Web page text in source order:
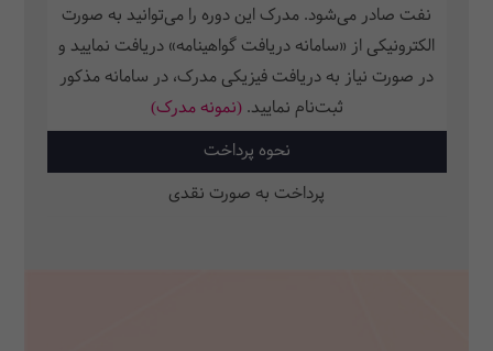
نفت صادر می‌شود. مدرک این دوره را می‌توانید به صورت
الکترونیکی از «سامانه دریافت گواهینامه» دریافت نمایید و
در صورت نیاز به دریافت فیزیکی مدرک، در سامانه مذکور
ثبت‌نام نمایید.(نمونه مدرک)
نحوه پرداخت
پرداخت به صورت نقدی